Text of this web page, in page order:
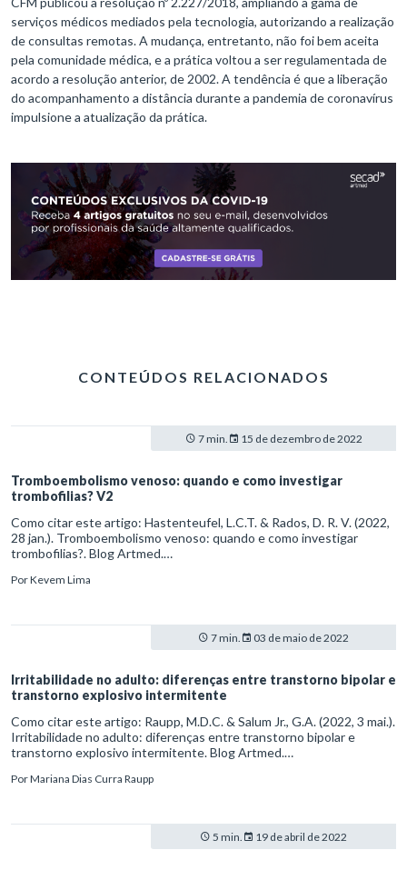
serviços médicos mediados pela tecnologia, autorizando a realização
de consultas remotas. A mudança, entretanto, não foi bem aceita
pela comunidade médica, e a prática voltou a ser regulamentada de
acordo a resolução anterior, de 2002. A tendência é que a liberação
do acompanhamento a distância durante a pandemia de coronavírus
impulsione a atualização da prática.
CONTEÚDOS RELACIONADOS
7 min. 15 de dezembro de 2022
Tromboembolismo venoso: quando e como investigar
trombofilias? V2
Como citar este artigo: Hastenteufel, L.C.T. & Rados, D. R. V. (2022,
28 jan.). Tromboembolismo venoso: quando e como investigar
trombofilias?. Blog Artmed.
como-investigar-trombofilias-v2
PorKevem Lima
7 min. 03 de maio de 2022
Irritabilidade no adulto: diferenças entre transtorno bipolar e
transtorno explosivo intermitente
Como citar este artigo: Raupp, M.D.C. & Salum Jr., G.A. (2022, 3 mai.).
Irritabilidade no adulto: diferenças entre transtorno bipolar e
transtorno explosivo intermitente. Blog Artmed.
entre-transtorno-bipolar-e-transtorno-explosivo-intermitente
PorMariana Dias Curra Raupp
5 min. 19 de abril de 2022